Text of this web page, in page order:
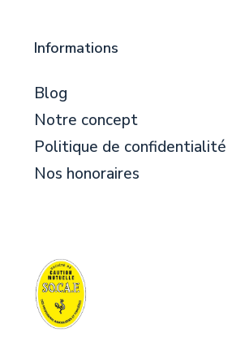
Informations
Blog
Notre concept
Politique de confidentialité
Nos honoraires